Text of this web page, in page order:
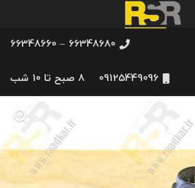
66348680 – 66348660
09125449096 8 صبح تا 10 شب